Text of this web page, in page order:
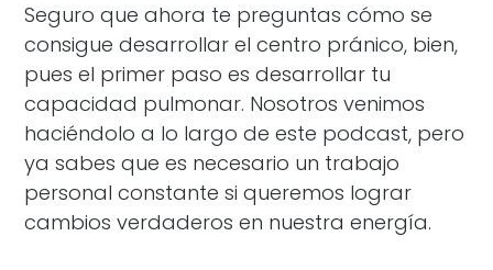
Seguro que ahora te preguntas cómo se
consigue desarrollar el centro pránico, bien,
pues el primer paso es desarrollar tu
capacidad pulmonar. Nosotros venimos
haciéndolo a lo largo de este podcast, pero
ya sabes que es necesario un trabajo
personal constante si queremos lograr
cambios verdaderos en nuestra energía.